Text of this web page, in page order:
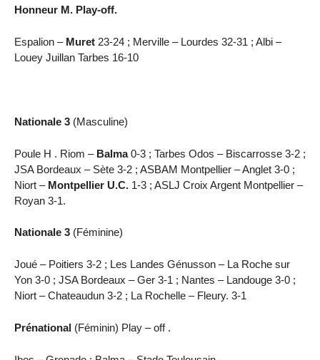
Honneur M. Play-off.
Espalion – Muret 23-24 ; Merville – Lourdes 32-31 ; Albi –
Louey Juillan Tarbes 16-10
Nationale 3 (Masculine)
Poule H . Riom – Balma0-3 ; Tarbes Odos – Biscarrosse 3-2 ;
JSA Bordeaux – Sète 3-2 ; ASBAM Montpellier – Anglet 3-0 ;
Niort – Montpellier U.C. 1-3 ; ASLJ Croix Argent Montpellier –
Royan 3-1.
Nationale 3 (Féminine)
Joué – Poitiers 3-2 ; Les Landes Génusson – La Roche sur
Yon 3-0 ; JSA Bordeaux – Ger 3-1 ; Nantes – Landouge 3-0 ;
Niort – Chateaudun 3-2 ; La Rochelle – Fleury. 3-1
Prénational (Féminin) Play – off .